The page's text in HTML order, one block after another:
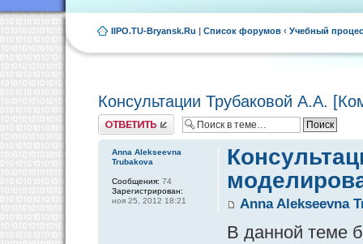
IIPO.TU-Bryansk.Ru | Список форумов ‹ Учебный
Консультации Трубаковой А.А.
Ответить
Anna Alekseevna
В данной теме
Anna Alekseevna
Trubakova
Сообщения: 74
Зарегистрирован:
ноя 25, 2012 18:21